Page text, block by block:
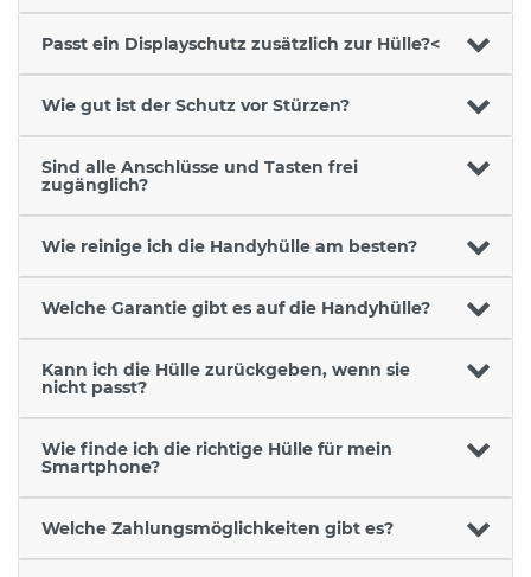
Passt ein Displayschutz zusätzlich zur Hülle?<
Wie gut ist der Schutz vor Stürzen?
Sind alle Anschlüsse und Tasten frei
zugänglich?
Wie reinige ich die Handyhülle am besten?
Welche Garantie gibt es auf die Handyhülle?
Kann ich die Hülle zurückgeben, wenn sie
nicht passt?
Wie finde ich die richtige Hülle für mein
Smartphone?
Welche Zahlungsmöglichkeiten gibt es?